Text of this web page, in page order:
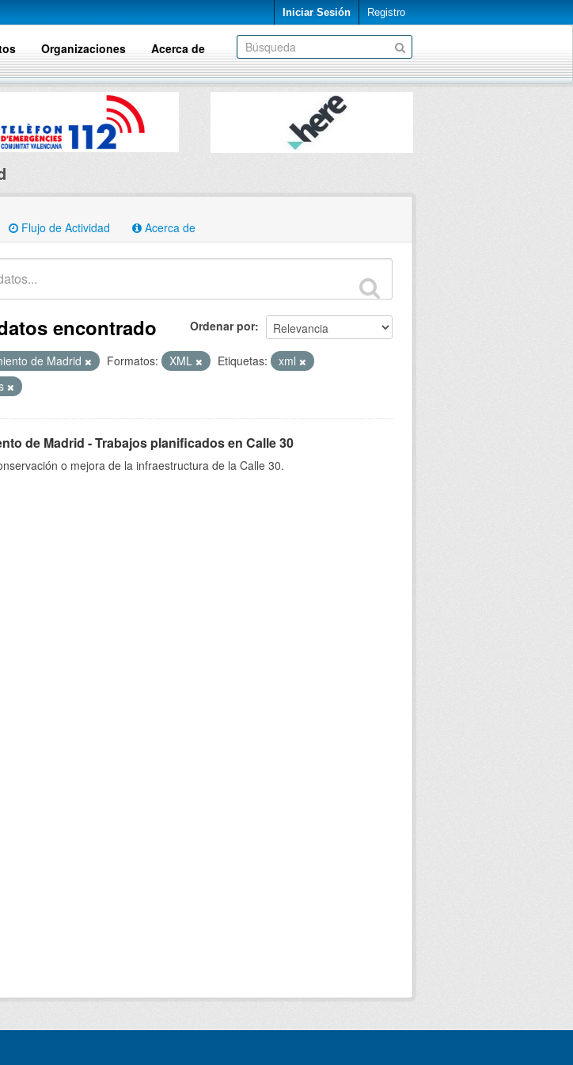
Iniciar Sesión Registro
Organizaciones Acerca de
Flujo de Actividad Acerca de
Ordenar por
encontrado
de Madrid Formatos: XML Etiquetas:
xml
de Madrid - Trabajos planificados en Calle 30
o mejora de la infraestructura de la Calle 30.